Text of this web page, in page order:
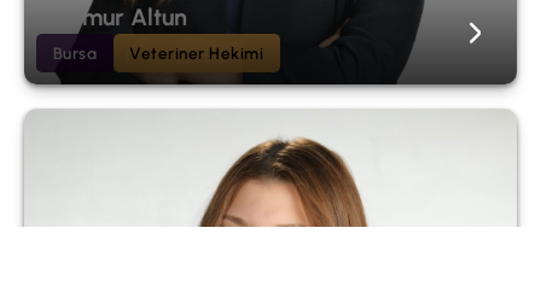
Yağmur Altun
Bursa Veteriner Hekimi